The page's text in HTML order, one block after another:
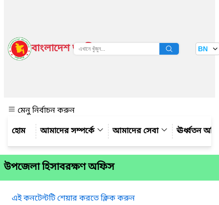
বাংলাদেশ জাতীয় তথ্য বাতায়ন BN
মেনু নির্বাচন করুন
আমাদের সম্পর্কে
আমাদের সেবা ঊর্ধ্বতন
উপজেলা হিসাবরক্ষণ অফিস
এই কনটেন্টটি শেয়ার করতে ক্লিক করুন